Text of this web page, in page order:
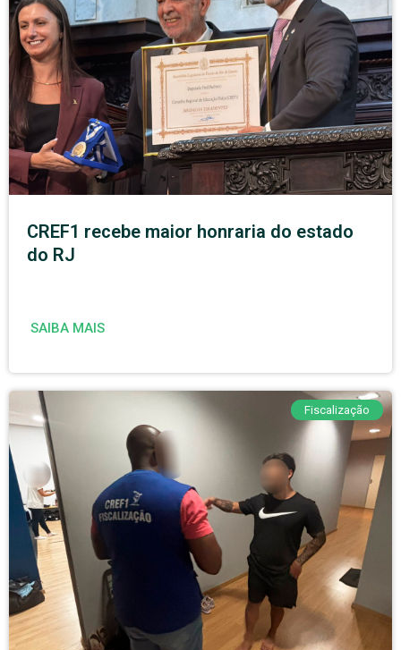
CREF1 recebe maior honraria do estado
do RJ
SAIBA MAIS
Fiscalização